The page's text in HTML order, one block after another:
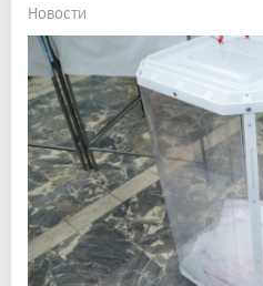
Новости